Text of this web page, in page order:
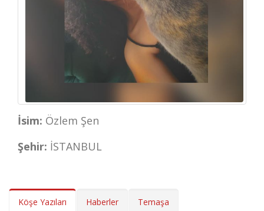
İsim: Özlem Şen
Şehir: İSTANBUL
Köşe Yazıları Haberler Temaşa